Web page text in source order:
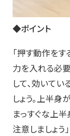
◆ポイント
「押す動作を
力を入れる必
して、効いて
しょう。上半身
まっすぐな上
注意しましょう